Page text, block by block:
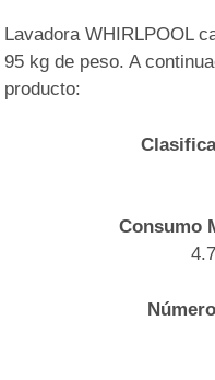
Lavadora WHIRLPOOL
95 kg de peso. A
producto:
Consumo